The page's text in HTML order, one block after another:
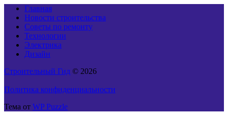
Главная
Новости строительства
Советы по ремонту
Технологии
Электрика
Дизайн
Строительный Гид © 2026
Политика конфиденциальности
Тема от WP Puzzle